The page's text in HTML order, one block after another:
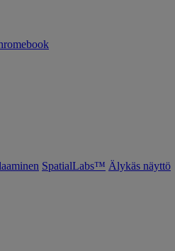
SpatialLabs™ Älykäs näyttö